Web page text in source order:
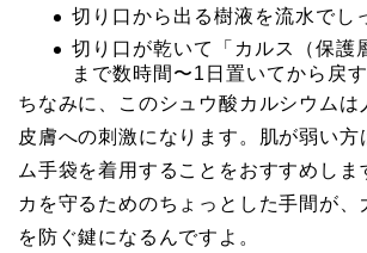
切り口から出る樹液を流水でし
切り口が乾いて「カルス（保護
まで数時間〜1日置いてから戻す
ちなみに、このシュウ酸カルシウムは
皮膚への刺激になります。肌が弱い方
ム手袋を着用することをおすすめしま
カを守るためのちょっとした手間が、
を防ぐ鍵になるんですよ。